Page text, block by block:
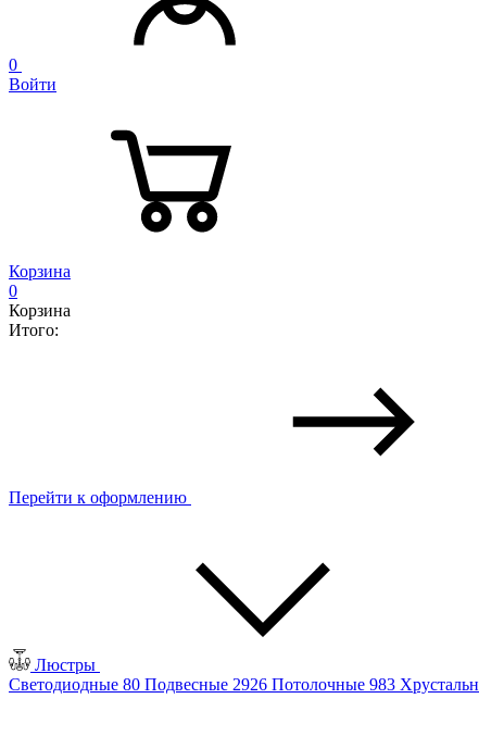
0
Войти
Корзина
0
Корзина
Итого:
Перейти к оформлению
Люстры
Светодиодные 80 Подвесные 2926 Потолочные 983